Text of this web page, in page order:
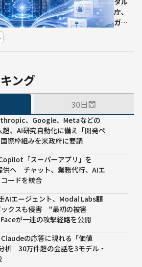
ルを
最大
を問題視
庁、
ガバ
産LLM
月公
ング
30日間
、Google、Metaなどの
超、AI研究自動化に備え「開発ペ
際枠組みを米政府に要請
「スーパーアプリ」を
供へ チャット、業務代行、AIエ
ードを統合
AIエージェント、Modal Labs顧
ックスも侵害 "最初の被害
が一連の攻撃経路を公開
の応答に現れる「価値
析 30万件超の会話を3モデル・